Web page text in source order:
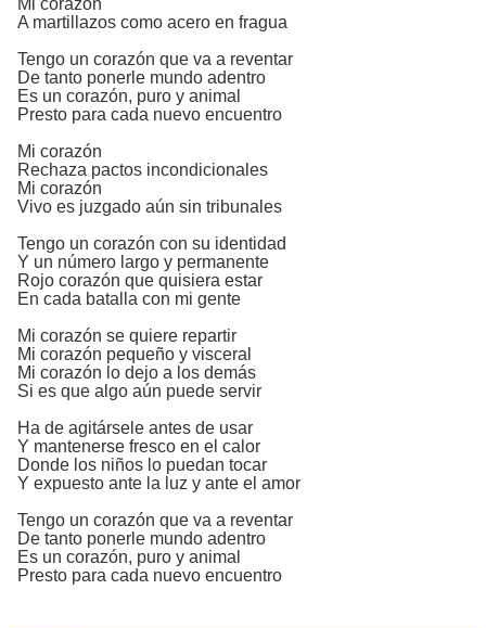
Mi corazón
A martillazos como acero en fragua
Tengo un corazón que va a reventar
De tanto ponerle mundo adentro
Es un corazón, puro y animal
Presto para cada nuevo encuentro
Mi corazón
Rechaza pactos incondicionales
Mi corazón
Vivo es juzgado aún sin tribunales
Tengo un corazón con su identidad
Y un número largo y permanente
Rojo corazón que quisiera estar
En cada batalla con mi gente
Mi corazón se quiere repartir
Mi corazón pequeño y visceral
Mi corazón lo dejo a los demás
Si es que algo aún puede servir
Ha de agitársele antes de usar
Y mantenerse fresco en el calor
Donde los niños lo puedan tocar
Y expuesto ante la luz y ante el amor
Tengo un corazón que va a reventar
De tanto ponerle mundo adentro
Es un corazón, puro y animal
Presto para cada nuevo encuentro